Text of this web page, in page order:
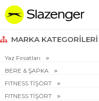
MARKA KATEGORILERI
Yaz Fırsatları
BERE & ŞAPKA
FITNESS TİŞÖRT
FITNESS TİŞÖRT